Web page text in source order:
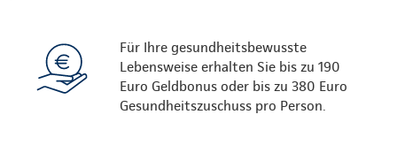
Für Ihre gesundheitsbewusste
Lebensweise erhalten Sie bis zu 190
Euro Geldbonus oder bis zu 380 Euro
Gesundheitszuschuss pro Person.